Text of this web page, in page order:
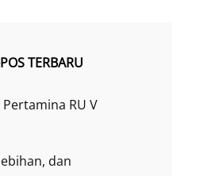
TERBARU
RU V
dan